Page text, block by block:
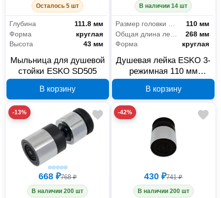
Осталось 5 шт
Глубина
111.8 мм
Форма
круглая
Высота
43 мм
Мыльница для душевой
стойки ESKO SD505
В корзину
В наличии 14 шт
110 мм
268 мм
Форма
круглая
Душевая лейка ESKO 3-
режимная 110 мм
В корзину
-13%
668 ₽768 ₽
В наличии 200 шт
-42%
430 ₽741 ₽
В наличии 200 шт